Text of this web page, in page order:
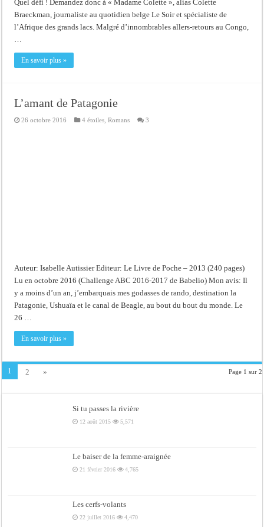
Quel défi ! Demandez donc à « Madame Colette », alias Colette
Braeckman, journaliste au quotidien belge Le Soir et spécialiste de
l’Afrique des grands lacs. Malgré d’innombrables allers-retours au Congo,
…
En savoir plus »
L’amant de Patagonie
26 octobre 2016 4 étoiles ,Romans 3
Auteur: Isabelle Autissier Editeur: Le Livre de Poche – 2013 (240 pages)
Lu en octobre 2016 (Challenge ABC 2016-2017 de Babelio) Mon avis: Il
y a moins d’un an, j’embarquais mes godasses de rando, destination la
Patagonie, Ushuaïa et le canal de Beagle, au bout du bout du monde. Le
26 …
En savoir plus »
Page 1 sur 2
1 2 »
Si tu passes la rivière
12 août 2015 5,571
Le baiser de la femme-araignée
21 février 2016 4,765
Les cerfs-volants
22 juillet 2016 4,470